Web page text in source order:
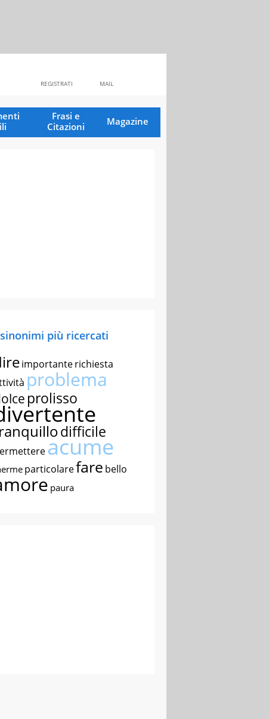
MAIL
REGISTRATI
Frasi e
Citazioni
Magazine
più ricercati
importanterichiesta
problema
prolisso
difficile
acume
particolarefare bello
paura